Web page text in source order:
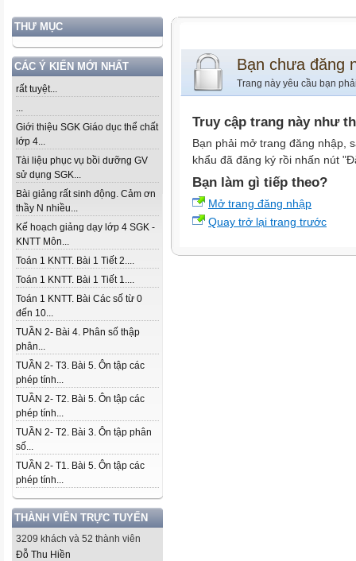
THƯ MỤC
CÁC Ý KIẾN MỚI NHẤT
rất tuyệt...
...
Giới thiệu SGK Giáo dục thể chất
lớp 4...
Tài liệu phục vụ bồi dưỡng GV
sử dụng SGK...
Bài giảng rất sinh động. Cảm ơn
thầy N nhiều...
Kế hoạch giảng dạy lớp 4 SGK -
KNTT Môn...
Toán 1 KNTT. Bài 1 Tiết 2....
Toán 1 KNTT. Bài 1 Tiết 1....
Toán 1 KNTT. Bài Các số từ 0
đến 10...
TUẦN 2- Bài 4. Phân số thập
phân...
TUẦN 2- T3. Bài 5. Ôn tập các
phép tính...
TUẦN 2- T2. Bài 5. Ôn tập các
phép tính...
TUẦN 2- T2. Bài 3. Ôn tập phân
số...
TUẦN 2- T1. Bài 5. Ôn tập các
phép tính...
THÀNH VIÊN TRỰC TUYẾN
3209 khách và 52 thành viên
Đỗ Thu Hiền
Bạn chưa đăng
Trang này yêu cầu bạn
Truy cập trang này như
Bạn phải mở trang đăng nhập,
khẩu đã đăng ký rồi nhấn nút
Bạn làm gì tiếp theo?
Mở trang đăng nhập
Quay trở lại trang trước